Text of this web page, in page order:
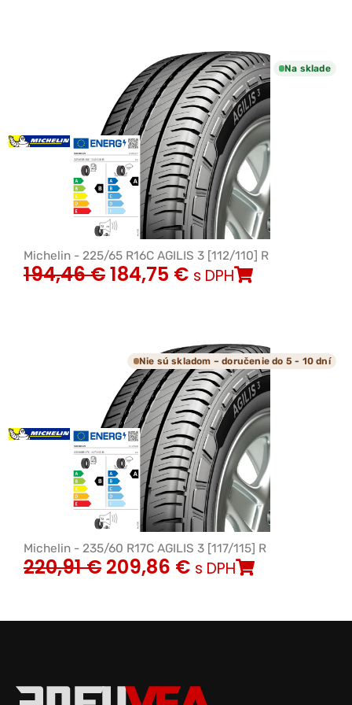
Na sklade
Michelin - 225/65 R16C AGILIS 3 [112/110] R
194,46€184,75 € s DPH
Nie sú skladom – doručenie do 5 - 10 dní
Michelin - 235/60 R17C AGILIS 3 [117/115] R
220,91€ 209,86 € s DPH